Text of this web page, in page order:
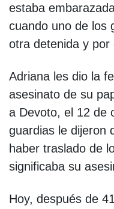
estaba
cuando uno de los
otra detenida y por
Adriana les dio la
asesinato de su
a Devoto, el 12 de
guardias le dijeron
haber traslado de
significaba su
Hoy, después de